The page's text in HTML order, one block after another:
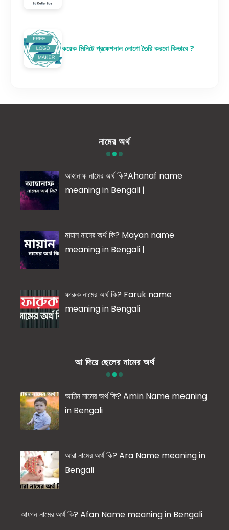
কয়েক মিনিটে প্রফেশনাল লোগো তৈরি করবো কিভাবে ?
নামের অর্থ
আহানাফ নামের অর্থ কি?Ahanaf name
meaning in Bengali |
মায়ান নামের অর্থ কি? Mayan name
meaning in Bengali |
ফারুক নামের অর্থ কি? Faruk name
meaning in Bengali
আ দিয়ে ছেলের নামের অর্থ
আমিন নামের অর্থ কি? Amin Name meaning
in Bengali
আরা নামের অর্থ কি? Ara Name meaning in
Bengali
আফান নামের অর্থ কি? Afan Name meaning in Bengali